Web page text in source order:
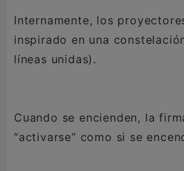
Internamente, los
inspirado en una
líneas unidas).
Cuando se encienden, la
“activarse” como si se